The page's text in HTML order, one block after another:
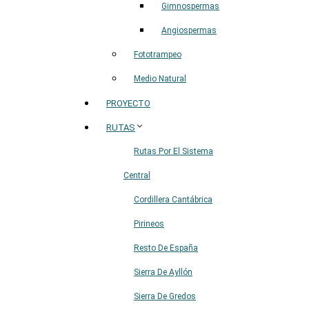
Gimnospermas
Angiospermas
Fototrampeo
Medio Natural
PROYECTO
RUTAS
Rutas Por El Sistema
Central
Cordillera Cantábrica
Pirineos
Resto De España
Sierra De Ayllón
Sierra De Gredos